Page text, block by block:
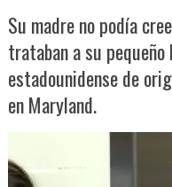
Su madre no podía
trataban a su
estadounidense de
en Maryland.